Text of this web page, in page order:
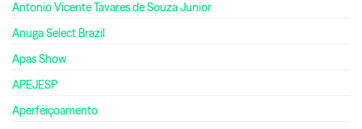
Antonio Vicente Tavares de Souza Junior
Anuga Select Brazil
Apas Show
APEJESP
Aperfeiçoamento